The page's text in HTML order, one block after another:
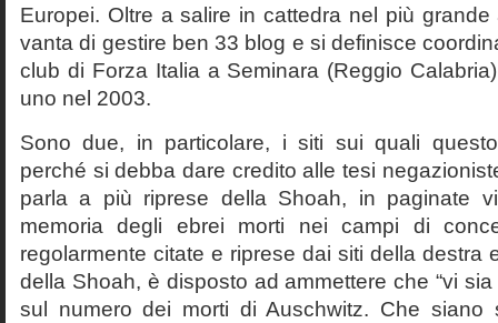
Europei. Oltre a salire in cattedra nel più grande
vanta di gestire ben 33 blog e si definisce
club di Forza Italia a Seminara (Reggio
uno nel 2003.
Sono due, in particolare, i siti sui quali
perché si debba dare credito alle tesi
parla a più riprese della Shoah, in paginate
memoria degli ebrei morti nei campi di
regolarmente citate e riprese dai siti della destra
della Shoah, è disposto ad ammettere che “vi
sul numero dei morti di Auschwitz. Che siano